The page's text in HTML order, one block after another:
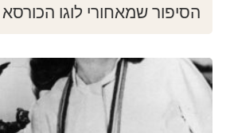
הסיפור שמאחורי לוגו הכורסא